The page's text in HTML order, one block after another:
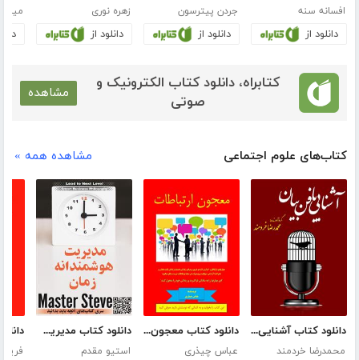
افسانه سنه
دانلود از
جردن پیترسون
دانلود از
زهره نوری
دانلود از
کتابراه، دانلود کتاب الکترونیک و
صوتی
مشاهده
کتاب‌های علوم اجتماعی مشاهده همه »
دانلود کتاب آشنایی با فن بیان
محمدرضا خردمند
دانلود کتاب معجون ارتباطات
عباس چیذری
دانلود کتاب مدیریت هوشمندانه زمان
استیو مقدم